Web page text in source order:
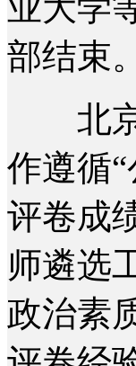
部结束。
北京
作遵循
评卷成
师遴选
政治素